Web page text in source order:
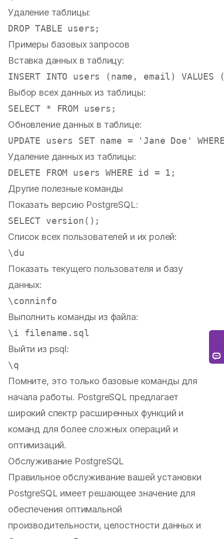
Удаление таблицы:
DROP TABLE
Примеры базовых запросов
Вставка данных в таблицу:
INSERT INTO users (name, email) VALUES
Выбор всех данных из таблицы:
SELECT * FROM
Обновление данных в таблице:
UPDATE users SET name = 'Jane Doe'
Удаление данных из таблицы:
DELETE
FROM users WHERE id = 1
Другие полезные команды
Показать версию PostgreSQL:
SELECT
Список всех пользователей и их ролей:
Показать текущего пользователя и базу
данных:
Выполнить команды из файла:
Выйти из psql:
Помните, это только базовые команды для
начала работы. PostgreSQL предлагает
широкий спектр расширенных функций и
команд для более сложных операций и
оптимизаций.
Обслуживание PostgreSQL
Правильное обслуживание вашей установки
PostgreSQL имеет решающее значение для
обеспечения оптимальной
производительности, целостности данных и